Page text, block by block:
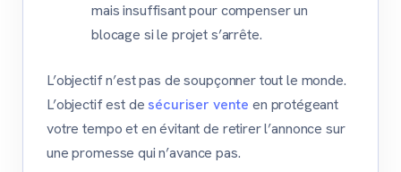
mais insuffisant pour compenser un
blocage si le projet s’arrête.
L’objectif n’est pas de soupçonner tout le monde.
L’objectif est desécuriser vente en protégeant
votre tempo et en évitant de retirer l’annonce sur
une promesse qui n’avance pas.